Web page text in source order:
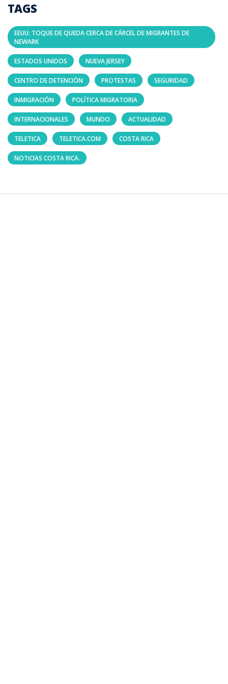
TAGS
EEUU: TOQUE DE QUEDA CERCA DE CÁRCEL DE MIGRANTES DE
NEWARK
ESTADOS UNIDOS NUEVA JERSEY
CENTRO DE DETENCIÓN PROTESTAS SEGURIDAD
INMIGRACIÓN POLÍTICA MIGRATORIA
INTERNACIONALES MUNDO ACTUALIDAD
TELETICA TELETICA.COM COSTA RICA
NOTICIAS COSTA RICA.